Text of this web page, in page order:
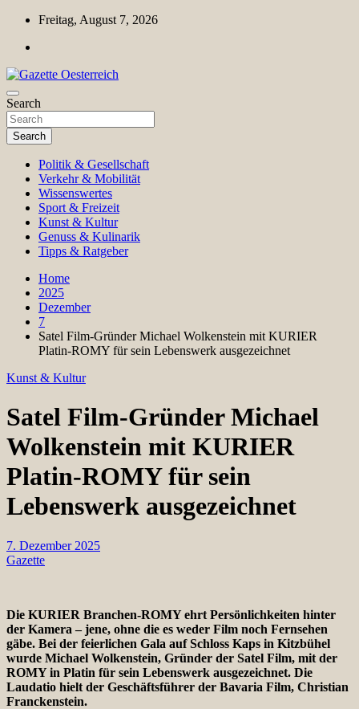
Skip
content
Freitag, August 7, 2026
Gazette Oesterreich
Magazin für Freizeit, Politik, Kultur & Wissenschaft
Search
Search
Politik & Gesellschaft
Verkehr & Mobilität
Wissenswertes
Sport & Freizeit
Kunst & Kultur
Genuss & Kulinarik
Tipps & Ratgeber
Home
2025
Dezember
7
Satel Film-Gründer Michael Wolkenstein mit KURIER
Platin-ROMY für sein Lebenswerk ausgezeichnet
Kunst & Kultur
Satel Film-Gründer Michael
Wolkenstein mit KURIER
Platin-ROMY für sein
Lebenswerk ausgezeichnet
7. Dezember 2025
Gazette
Die KURIER Branchen-ROMY ehrt Persönlichkeiten hinter
der Kamera – jene, ohne die es weder Film noch Fernsehen
gäbe. Bei der feierlichen Gala auf Schloss Kaps in Kitzbühel
wurde Michael Wolkenstein, Gründer der Satel Film, mit der
ROMY in Platin für sein Lebenswerk ausgezeichnet. Die
Laudatio hielt der Geschäftsführer der Bavaria Film, Christian
Franckenstein.